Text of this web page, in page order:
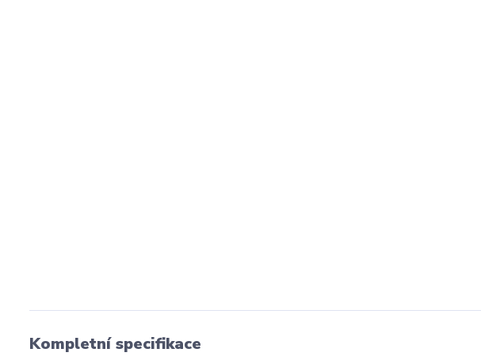
Kompletní specifikace